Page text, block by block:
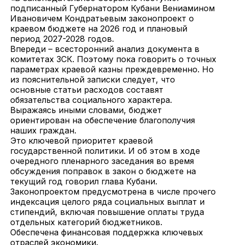
подписанный Губернатором Кубани Вениамином
Ивановичем Кондратьевым законопроект о
краевом бюджете на 2026 год и плановый
период 2027-2028 годов.
Впереди – всесторонний анализ документа в
комитетах ЗСК. Поэтому пока говорить о точных
параметрах краевой казны преждевременно. Но
из пояснительной записки следует, что
основные статьи расходов составят
обязательства социального характера.
Выражаясь иными словами, бюджет
ориентирован на обеспечение благополучия
наших граждан.
Это ключевой приоритет краевой
государственной политики. И об этом в ходе
очередного пленарного заседания во время
обсуждения поправок в закон о бюджете на
текущий год говорил глава Кубани.
Законопроектом предусмотрена в числе прочего
индексация целого ряда социальных выплат и
стипендий, включая повышение оплаты труда
отдельных категорий бюджетников.
Обеспечена финансовая поддержка ключевых
отраслей экономики.